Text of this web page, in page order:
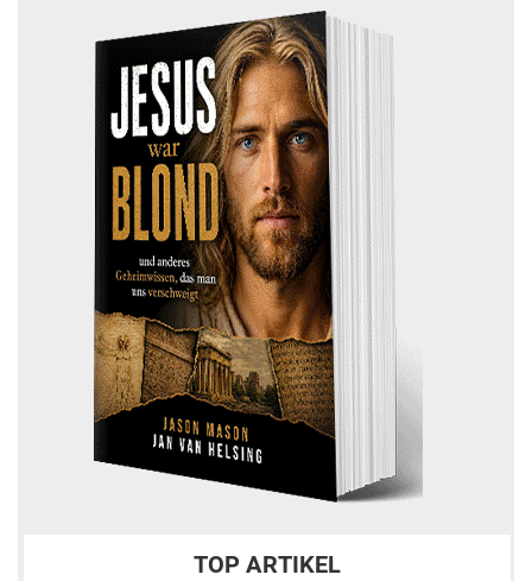
TOP ARTIKEL